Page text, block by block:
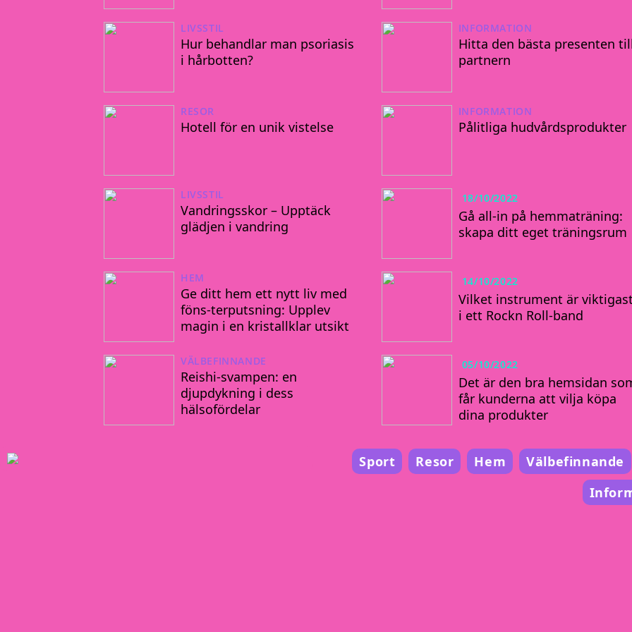
LIVSSTIL
Hur behandlar man psoriasis
i hårbotten?
RESOR
Hotell för en unik vistelse
LIVSSTIL
Vandringsskor – Upptäck
glädjen i vandring
HEM
Ge ditt hem ett nytt liv med
föns-terputsning: Upplev
magin i en kristallklar utsikt
VÄLBEFINNANDE
Reishi-svampen: en
djupdykning i dess
hälsofördelar
INFORMATION
Hitta den bästa presenten
partnern
INFORMATION
Pålitliga hudvårdsprodukter
18/10/2022
Gå all-in på hemmaträning:
skapa ditt eget träningsrum
14/10/2022
Vilket instrument är
i ett Rockn Roll-band
05/10/2022
Det är den bra hemsidan
får kunderna att vilja köpa
dina produkter
Sport Resor Hem
Välbefinnande